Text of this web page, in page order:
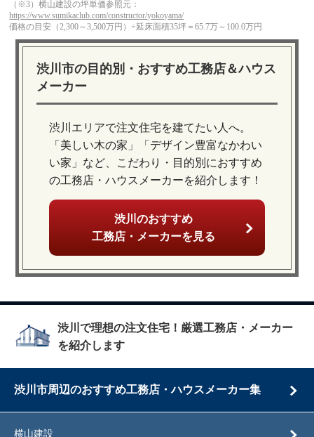
（※3）横山建設の坪単価参照元：
https://www.sumikaclub.com/constructor/yokoyama/
価格の目安（2,300～3,500万円）÷延床面積35坪＝65.7万～100.0万円
渋川市の目的別・おすすめ工務店＆ハウス
メーカー
渋川エリアで注文住宅を建てたい人へ。
「美しい木の家」「デザイン豊富なかわい
い家」など、こだわり・目的別におすすめ
の工務店・ハウスメーカーを紹介します！
渋川のおすすめ
工務店・メーカーを見る
渋川で理想の注文住宅！厳選工務店・メーカー
を紹介します
渋川市周辺のおすすめ工務店・ハウスメーカー集
横山建設